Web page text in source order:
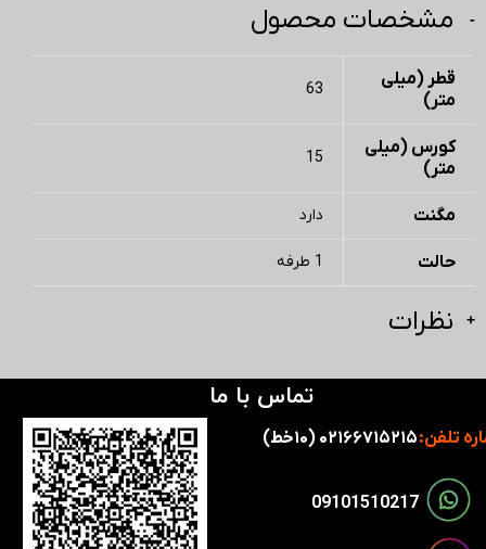
مشخصات محصول
قطر (میلی
متر)
63
کورس (میلی
متر)
15
مگنت دارد
حالت 1 طرفه
نظرات
تماس با ما
تلفن:
​​09101510217​​​​​​​